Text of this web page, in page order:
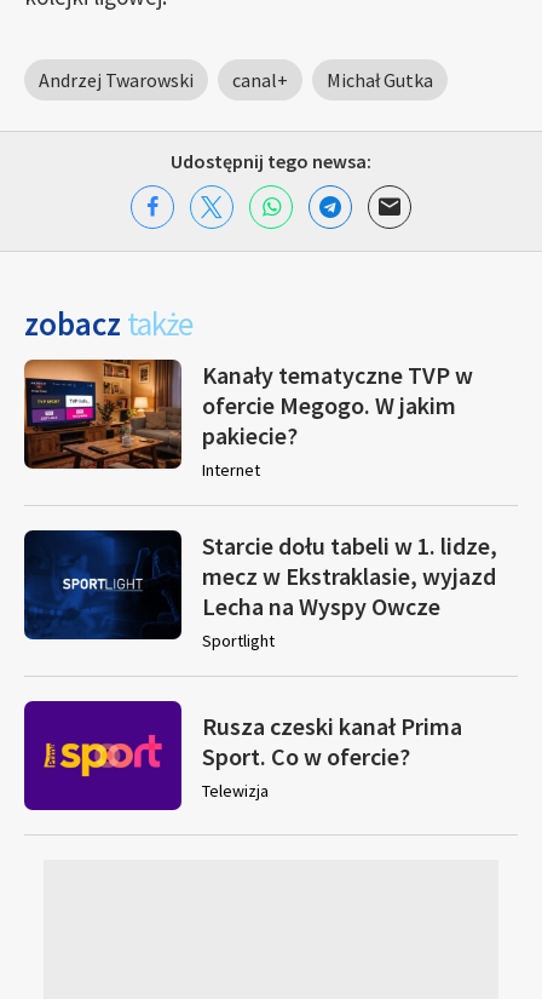
Andrzej Twarowski canal+ Michał Gutka
Udostępnij tego newsa:
zobacz także
Kanały tematyczne TVP w
ofercie Megogo. W jakim
pakiecie?
Internet
Starcie dołu tabeli w 1. lidze,
mecz w Ekstraklasie, wyjazd
Lecha na Wyspy Owcze
Sportlight
Rusza czeski kanał Prima
Sport. Co w ofercie?
Telewizja